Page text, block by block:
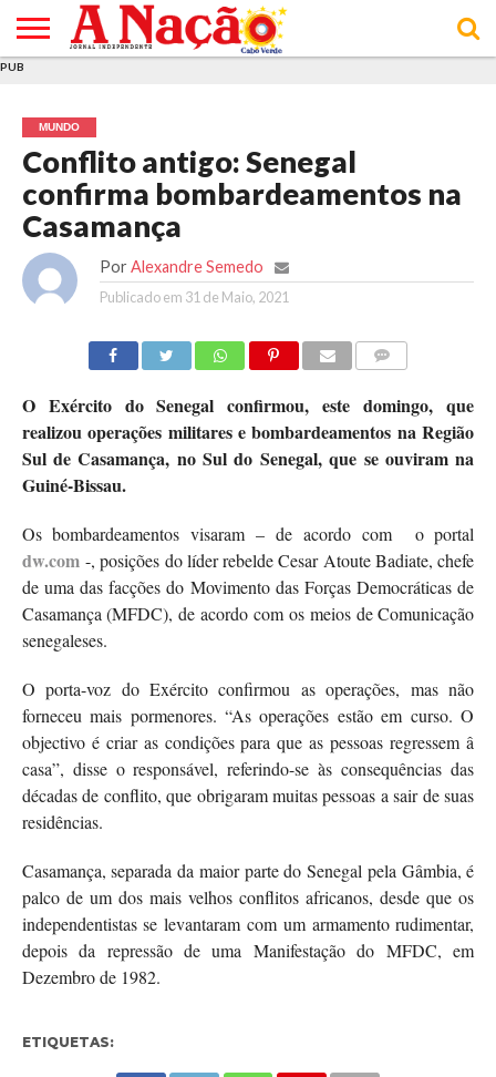
E DE
COOKIES
DE
UTILIZAÇÃO
PUB
MUNDO
Conflito antigo: Senegal
confirma bombardeamentos na
Casamança
Por Alexandre Semedo
Publicado em 31 de Maio, 2021
O Exército do Senegal confirmou, este domingo, que
realizou operações militares e bombardeamentos na Região
Sul de Casamança, no Sul do Senegal, que se ouviram na
Guiné-Bissau.
Os bombardeamentos visaram – de acordo com o portal
dw.com-, posições do líder rebelde Cesar Atoute Badiate, chefe
de uma das facções do Movimento das Forças Democráticas de
Casamança (MFDC), de acordo com os meios de Comunicação
senegaleses.
O porta-voz do Exército confirmou as operações, mas não
forneceu mais pormenores. “As operações estão em curso. O
objectivo é criar as condições para que as pessoas regressem â
casa”, disse o responsável, referindo-se às consequências das
décadas de conflito, que obrigaram muitas pessoas a sair de suas
residências.
Casamança, separada da maior parte do Senegal pela Gâmbia, é
palco de um dos mais velhos conflitos africanos, desde que os
independentistas se levantaram com um armamento rudimentar,
depois da repressão de uma Manifestação do MFDC, em
Dezembro de 1982.
ETIQUETAS: